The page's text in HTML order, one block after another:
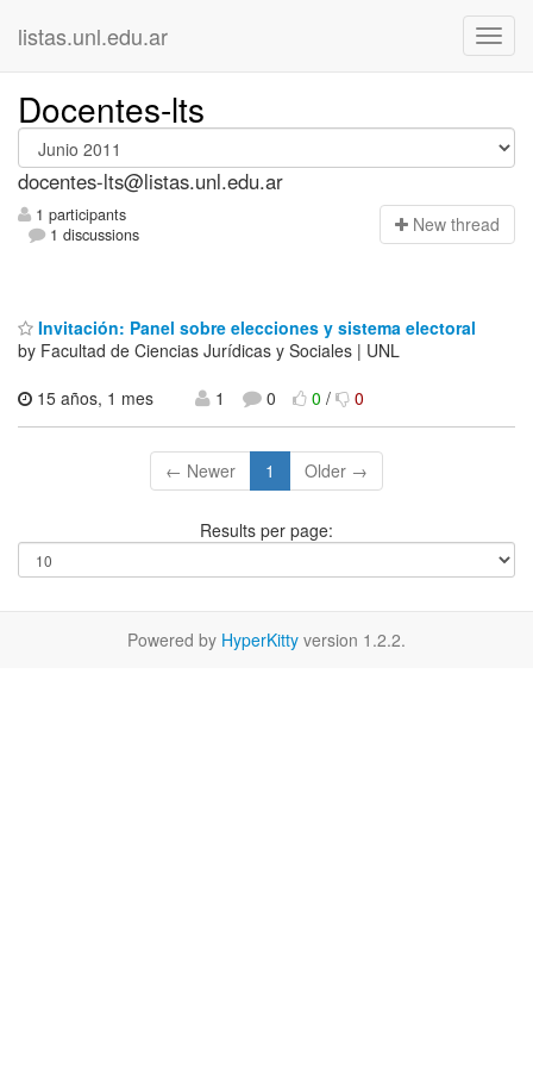
listas.unl.edu.ar
Docentes-lts
docentes-lts@listas.unl.edu.ar
1 participants
1 discussions
New thread
Invitación: Panel sobre elecciones y sistema electoral
by Facultad de Ciencias Jurídicas y Sociales | UNL
15 años, 1 mes
1 0 0/ 0
← Newer 1 Older →
Results per page:
Powered by HyperKitty version 1.2.2.